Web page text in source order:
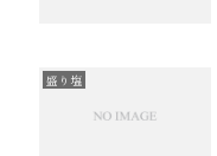
盛り塩